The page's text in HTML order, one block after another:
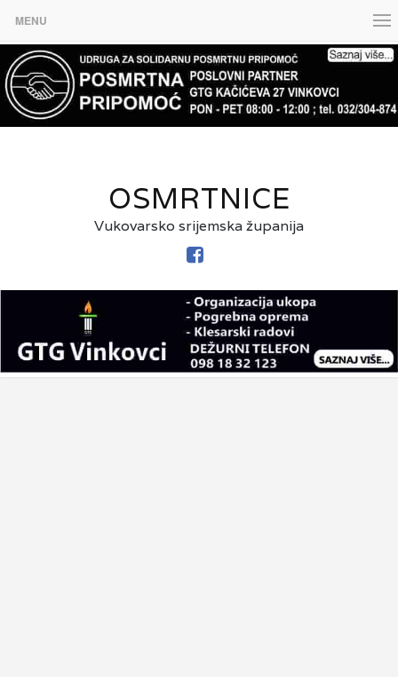
MENU
OSMRTNICE
Vukovarsko srijemska županija